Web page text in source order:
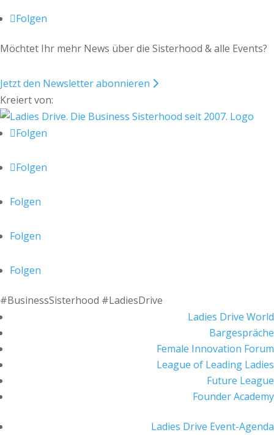
Folgen
Möchtet Ihr mehr News über die Sisterhood & alle Events?
Jetzt den Newsletter abonnieren
Kreiert von:
Folgen
Folgen
Folgen
Folgen
Folgen
#BusinessSisterhood #LadiesDrive
Ladies Drive World
Bargespräche
Female Innovation Forum
League of Leading Ladies
Future League
Founder Academy
Ladies Drive Event-Agenda